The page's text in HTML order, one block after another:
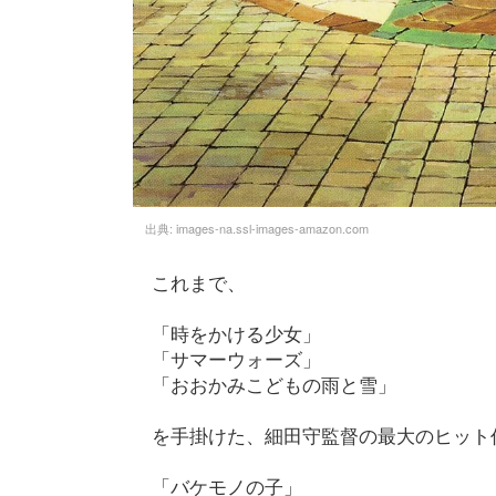
出典: images-na.ssl-images-amazon.com
これまで、
「時をかける少女」
「サマーウォーズ」
「おおかみこどもの雨と雪」
を手掛けた、細田守監督の最大のヒット
「バケモノの子」